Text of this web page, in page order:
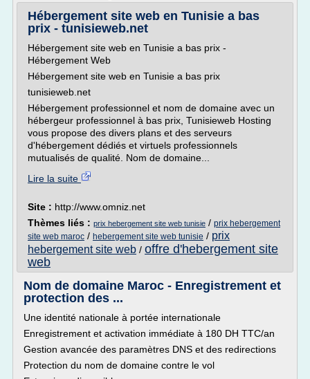
Hébergement site web en Tunisie a bas
prix - tunisieweb.net
Hébergement site web en Tunisie a bas prix -
Hébergement Web
Hébergement site web en Tunisie a bas prix
tunisieweb.net
Hébergement professionnel et nom de domaine avec un
hébergeur professionnel à bas prix, Tunisieweb Hosting
vous propose des divers plans et des serveurs
d'hébergement dédiés et virtuels professionnels
mutualisés de qualité. Nom de domaine...
Lire la suite
Site : http://www.omniz.net
Thèmes liés : prix hebergement site web tunisie / prix hebergement
site web maroc / hebergement site web tunisie / prix
hebergement site web / offre d'hebergement site
web
Nom de domaine Maroc - Enregistrement et
protection des ...
Une identité nationale à portée internationale
Enregistrement et activation immédiate à 180 DH TTC/an
Gestion avancée des paramètres DNS et des redirections
Protection du nom de domaine contre le vol